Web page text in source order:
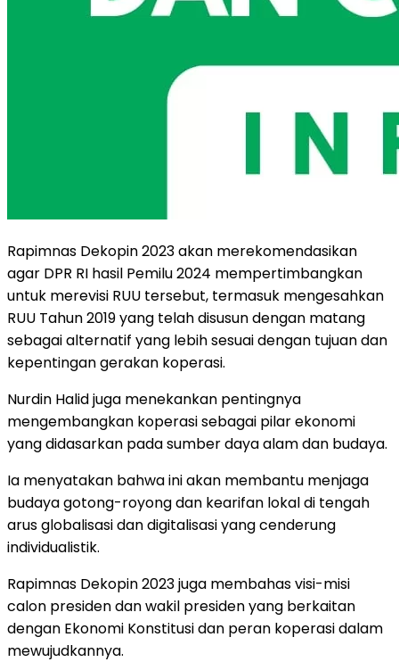
Rapimnas Dekopin 2023 akan merekomendasikan
agar DPR RI hasil Pemilu 2024 mempertimbangkan
untuk merevisi RUU tersebut, termasuk mengesahkan
RUU Tahun 2019 yang telah disusun dengan matang
sebagai alternatif yang lebih sesuai dengan tujuan dan
kepentingan gerakan koperasi.
Nurdin Halid juga menekankan pentingnya
mengembangkan koperasi sebagai pilar ekonomi
yang didasarkan pada sumber daya alam dan budaya.
Ia menyatakan bahwa ini akan membantu menjaga
budaya gotong-royong dan kearifan lokal di tengah
arus globalisasi dan digitalisasi yang cenderung
individualistik.
Rapimnas Dekopin 2023 juga membahas visi-misi
calon presiden dan wakil presiden yang berkaitan
dengan Ekonomi Konstitusi dan peran koperasi dalam
mewujudkannya.